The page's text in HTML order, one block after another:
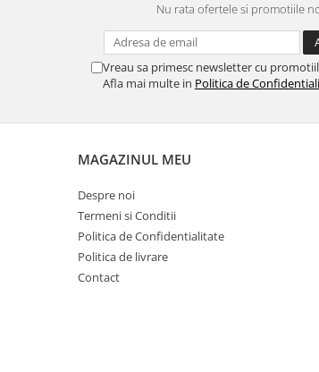
Nu rata ofertele si promotiile
Vreau sa primesc newsletter cu
Afla mai multe in Politica de
MAGAZINUL MEU
Despre noi
Termeni si Conditii
Politica de Confidentialitate
Politica de livrare
Contact